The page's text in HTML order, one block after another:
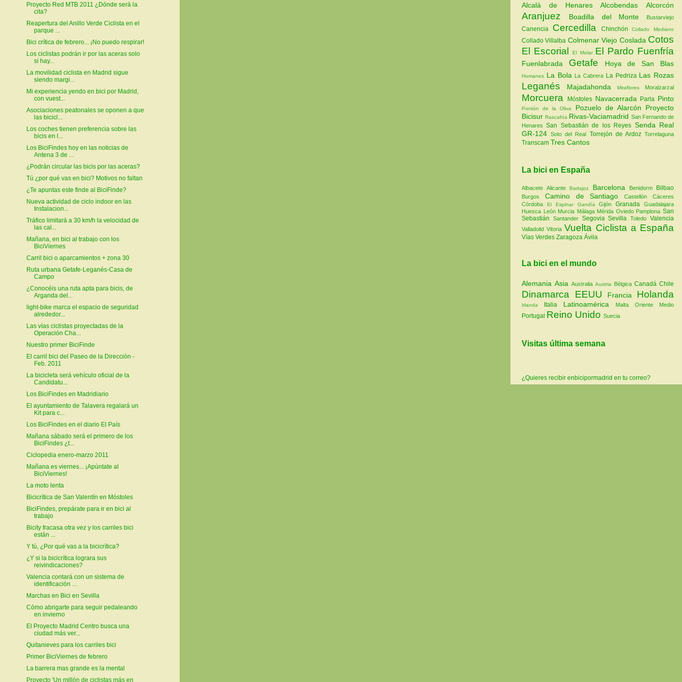
Proyecto Red MTB 2011 ¿Dónde será la
cita?
Reapertura del Anillo Verde Ciclista en el
parque ...
Bici crítica de febrero... ¡No puedo respirar!
Los ciclistas podrán ir por las aceras solo
si hay...
La movilidad ciclista en Madrid sigue
siendo margi...
Mi experiencia yendo en bici por Madrid,
con vuest...
Asociaciones peatonales se oponen a que
las bicicl...
Los coches tienen preferencia sobre las
bicis en l...
Los BiciFindes hoy en las noticias de
Antena 3 de ...
¿Podrán circular las bicis por las aceras?
Tú ¿por qué vas en bici? Motivos no faltan
¿Te apuntas este finde al BiciFinde?
Nueva actividad de ciclo indoor en las
Instalacion...
Tráfico limitará a 30 km/h la velocidad de
las cal...
Mañana, en bici al trabajo con los
BiciViernes
Carril bici o aparcamientos + zona 30
Ruta urbana Getafe-Leganés-Casa de
Campo
¿Conocéis una ruta apta para bicis, de
Arganda del...
light-bike marca el espacio de seguridad
alrededor...
Las vías ciclistas proyectadas de la
Operación Cha...
Nuestro primer BiciFinde
El carril bici del Paseo de la Dirección -
Feb. 2011
La bicicleta será vehículo oficial de la
Candidatu...
Los BiciFindes en Madridiario
El ayuntamiento de Talavera regalará un
Kit para c...
Los BiciFindes en el diario El País
Mañana sábado será el primero de los
BiciFindes ¿t...
Ciclopedia enero-marzo 2011
Mañana es viernes... ¡Apúntate al
BiciViernes!
La moto lenta
Bicicrítica de San Valentín en Móstoles
BiciFindes, prepárate para ir en bici al
trabajo
Bicity fracasa otra vez y los carriles bici
están ...
Y tú, ¿Por qué vas a la bicicrítica?
¿Y si la bicicrítica lograra sus
reivindicaciones?
Valencia contará con un sistema de
identificación ...
Marchas en Bici en Sevilla
Cómo abrigarte para seguir pedaleando
en invierno
El Proyecto Madrid Centro busca una
ciudad más ver...
Quitanieves para los carriles bici
Primer BiciViernes de febrero
La barrera mas grande es la mental
Proyecto 'Un millón de ciclistas más en
Alcalá de HenaresAlcobendas Alcorcón
Aranjuez Boadilla del Monte Bustarviejo
Canencia Cercedilla ChinchónCollado Mediano
Collado Villalba Colmenar Viejo Coslada Cotos
El EscorialEl Molar El Pardo Fuenfría
Fuenlabrada Getafe Hoya de San Blas
Humanes La Bola La Cabrera La Pedriza Las Rozas
Leganés Majadahonda Miraflores Moralzarzal
Morcuera Móstoles Navacerrada Parla Pinto
Pontón de la Oliva Pozuelo de Alarcón Proyecto
BicisurRascafría Rivas-Vaciamadrid San Fernando de
HenaresSan Sebastián de los Reyes Senda Real
GR-124Soto del Real Torrejón de ArdozTorrelaguna
Transcam Tres Cantos
La bici en España
AlbaceteAlicanteBadajoz Barcelona Benidorm Bilbao
Burgos Camino de SantiagoCastellónCáceres
Córdoba El Espinar GandíaGijónGranadaGuadalajara
Huesca León Murcia Málaga Mérida Oviedo PamplonaSan
Sebastián Santander SegoviaSevillaToledoValencia
ValladolidVitoria Vuelta Ciclista a España
Vías Verdes Zaragoza Ávila
La bici en el mundo
Alemania Asia Australia Austria Bélgica Canadá Chile
Dinamarca EEUU Francia Holanda
Irlanda Italia Latinoamérica Malta Oriente Medio
Portugal Reino Unido Suecia
Visitas última semana
¿Quieres recibir enbicipormadrid en tu correo?